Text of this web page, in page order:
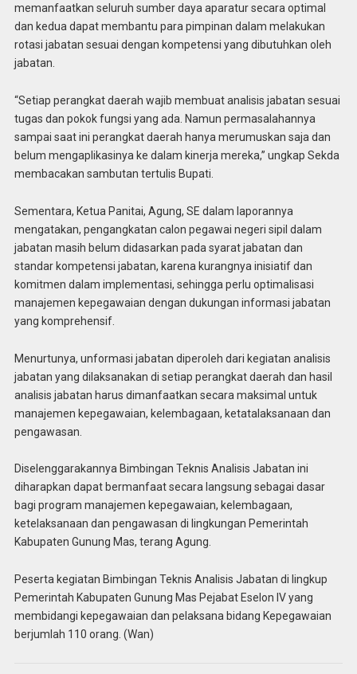
memanfaatkan seluruh sumber daya aparatur secara optimal
dan kedua dapat membantu para pimpinan dalam melakukan
rotasi jabatan sesuai dengan kompetensi yang dibutuhkan oleh
jabatan.
“Setiap perangkat daerah wajib membuat analisis jabatan sesuai
tugas dan pokok fungsi yang ada. Namun permasalahannya
sampai saat ini perangkat daerah hanya merumuskan saja dan
belum mengaplikasinya ke dalam kinerja mereka,’’ ungkap Sekda
membacakan sambutan tertulis Bupati.
Sementara, Ketua Panitai, Agung, SE dalam laporannya
mengatakan, pengangkatan calon pegawai negeri sipil dalam
jabatan masih belum didasarkan pada syarat jabatan dan
standar kompetensi jabatan, karena kurangnya inisiatif dan
komitmen dalam implementasi, sehingga perlu optimalisasi
manajemen kepegawaian dengan dukungan informasi jabatan
yang komprehensif.
Menurtunya, unformasi jabatan diperoleh dari kegiatan analisis
jabatan yang dilaksanakan di setiap perangkat daerah dan hasil
analisis jabatan harus dimanfaatkan secara maksimal untuk
manajemen kepegawaian, kelembagaan, ketatalaksanaan dan
pengawasan.
Diselenggarakannya Bimbingan Teknis Analisis Jabatan ini
diharapkan dapat bermanfaat secara langsung sebagai dasar
bagi program manajemen kepegawaian, kelembagaan,
ketelaksanaan dan pengawasan di lingkungan Pemerintah
Kabupaten Gunung Mas, terang Agung.
Peserta kegiatan Bimbingan Teknis Analisis Jabatan di lingkup
Pemerintah Kabupaten Gunung Mas Pejabat Eselon IV yang
membidangi kepegawaian dan pelaksana bidang Kepegawaian
berjumlah 110 orang. (Wan)